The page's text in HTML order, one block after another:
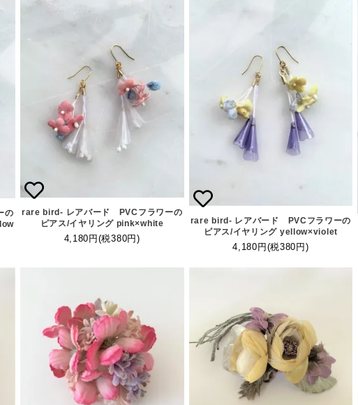
の
rare bird- レアバード PVCフラワーの
ピアス/イヤリング pink×white
4,180円(税380円)
rare bird- レアバード PVCフラワーの
ピアス/イヤリング yellow×violet
4,180円(税380円)